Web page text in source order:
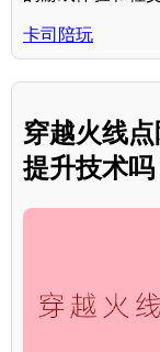
卡司陪玩
穿越火线
提升技术吗